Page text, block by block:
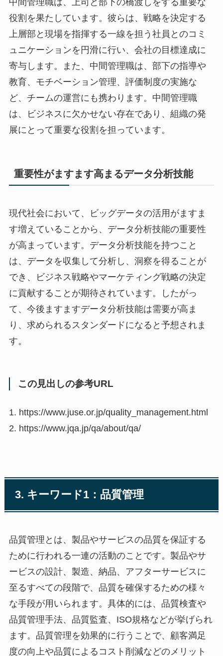
役割を果たしています。彼らは、戦略を決定する
上層部と現場を指揮する一線を担う社員とのコミ
ュニケーションを円滑に行い、会社の目標達成に
寄与します。また、中間管理職は、部下の指導や
教育、モチベーション管理、評価制度の実施な
ど、チームの運営にも携わります。中間管理職
は、ビジネスに欠かせない存在であり、組織の発
展にとって重要な役割を担っています。
重要性がますます高まるデータ分析技能
現代社会において、ビッグデータの活用がますま
す増えていることから、データ分析技能の重要性
が高まっています。データ分析技能を持つこと
は、データを収集して分析し、洞察を得ることが
でき、ビジネス戦略やマーケティング戦略の決定
に貢献することが期待されています。したがっ
て、今後ますますデータ分析技能は需要が高ま
り、求められるスタンダードになると予想されま
す。
この見出しの参考URL
1. https://www.juse.or.jp/quality_management.html
2. https://www.jqa.jp/qa/about/qa/
3. キーワード1：品質管理
品質管理とは、製品やサービスの品質を保証する
ために行われる一連の活動のことです。製品やサ
ービスの設計、製造、納品、アフターサービスに
至るすべての段階で、品質を確保するための様々
な手段が用いられます。具体的には、品質検査や
品質管理手法、品質監査、ISO規格などが挙げられ
ます。品質管理を効果的に行うことで、顧客満足
度の向上や品質によるコスト削減などのメリット